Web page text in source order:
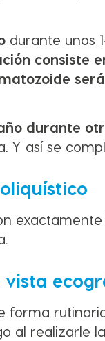
durante unos
consiste
durante
Y así se
vista
forma
al realizarle